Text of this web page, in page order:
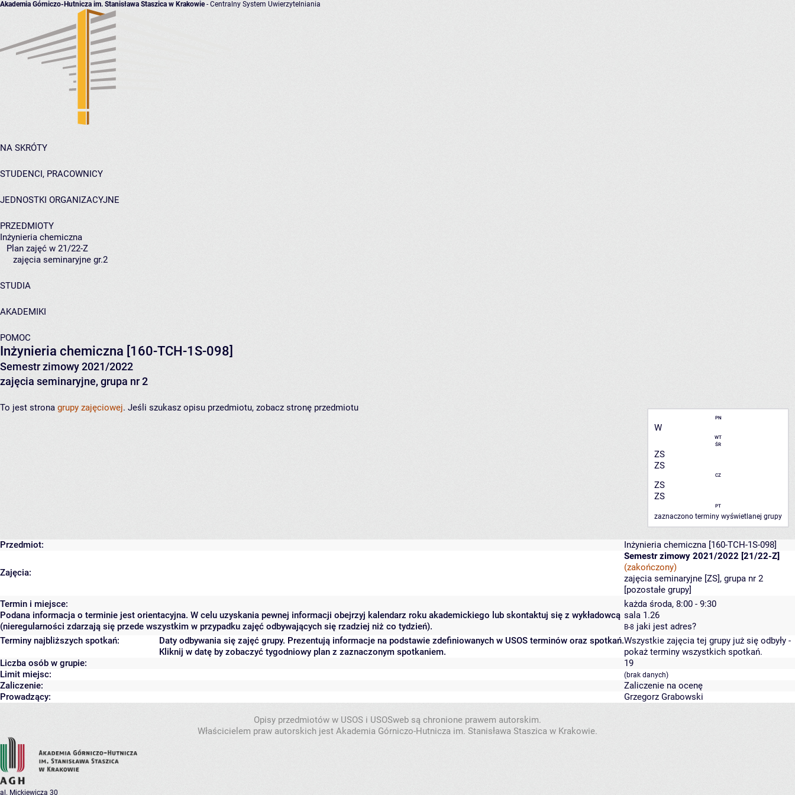
Akademia Górniczo-Hutnicza im. Stanisława Staszica w Krakowie- Centralny System Uwierzytelniania
NA SKRÓTY
STUDENCI, PRACOWNICY
JEDNOSTKI ORGANIZACYJNE
PRZEDMIOTY
Inżynieria chemiczna
Plan zajęć w 21/22-Z
zajęcia seminaryjne gr.2
STUDIA
AKADEMIKI
POMOC
Inżynieria chemiczna [160-TCH-1S-098]
Semestr zimowy 2021/2022
zajęcia seminaryjne, grupa nr 2
PN
W
WT
ŚR
ZS
ZS
CZ
ZS
ZS
PT
zaznaczono terminy wyświetlanej grupy
To jest strona grupy zajęciowej. Jeśli szukasz opisu przedmiotu, zobacz stronę przedmiotu
Przedmiot: Inżynieria chemiczna [160-TCH-1S-098]
Zajęcia:
Semestr zimowy 2021/2022 [21/22-Z]
(zakończony)
zajęcia seminaryjne [ZS], grupa nr 2
[pozostałe grupy]
Termin i miejsce:
Podana informacja o terminie jest orientacyjna. W celu uzyskania pewnej informacji obejrzyj kalendarz roku akademickiego lub skontaktuj się z wykładowcą
(nieregularności zdarzają się przede wszystkim w przypadku zajęć odbywających się rzadziej niż co tydzień).
każda środa, 8:00 - 9:30
sala 1.26
B-8 jaki jest adres?
Terminy najbliższych spotkań:
Daty odbywania się zajęć grupy. Prezentują informacje na podstawie zdefiniowanych w USOS terminów oraz spotkań.
Kliknij w datę by zobaczyć tygodniowy plan z zaznaczonym spotkaniem.
Wszystkie zajęcia tej grupy już się odbyły -
pokaż terminy wszystkich spotkań.
Liczba osób w grupie:
19
Limit miejsc:
(brak danych)
Zaliczenie:
Zaliczenie na ocenę
Prowadzący:
Grzegorz Grabowski
Opisy przedmiotów w USOS i USOSweb są chronione prawem autorskim.
Właścicielem praw autorskich jest Akademia Górniczo-Hutnicza im. Stanisława Staszica w Krakowie.
al. Mickiewicza 30